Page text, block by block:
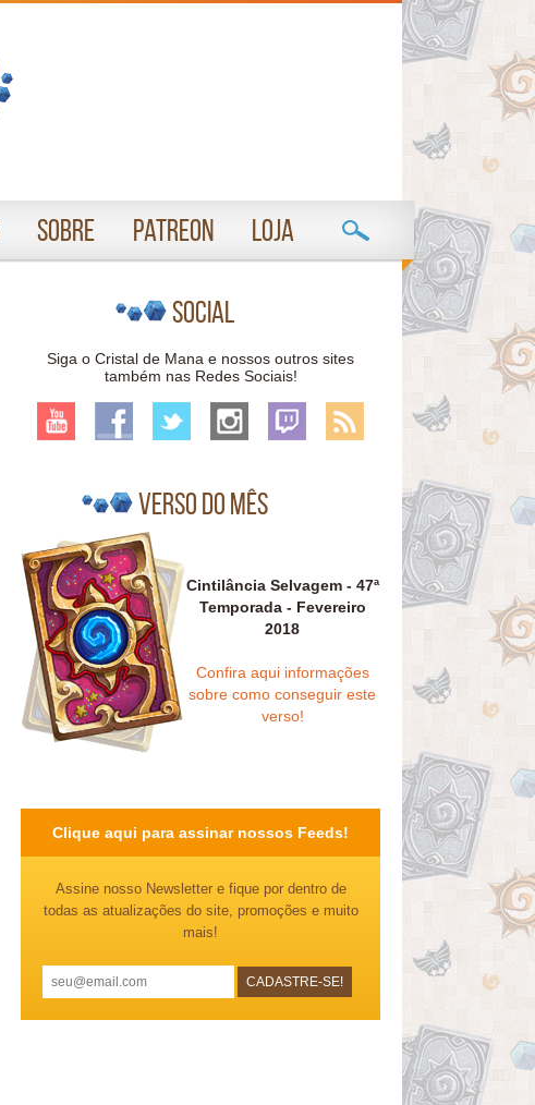
Sobre Patreon Loja
Social
Siga o Cristal de Mana e nossos outros sites
também nas Redes Sociais!
Verso do mês
Cintilância Selvagem - 47ª
Temporada - Fevereiro
2018
Confira aqui informações
sobre como conseguir este
verso!
Clique aqui para assinar nossos Feeds!
Assine nosso Newsletter e fique por dentro de
todas as atualizações do site, promoções e muito
mais!